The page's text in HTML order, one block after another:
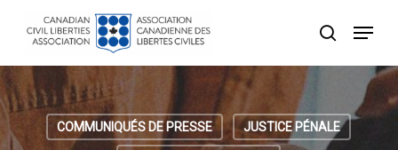
content
recherche
Menu
COMMUNIQUÉS DE PRESSE JUSTICE PÉNALE
Menu